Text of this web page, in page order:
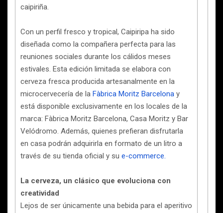
caipiriña.
Con un perfil fresco y tropical, Caipiripa ha sido
diseñada como la compañera perfecta para las
reuniones sociales durante los cálidos meses
estivales. Esta edición limitada se elabora con
cerveza fresca producida artesanalmente en la
microcervecería de la Fàbrica Moritz Barcelona y
está disponible exclusivamente en los locales de la
marca: Fàbrica Moritz Barcelona, Casa Moritz y Bar
Velódromo. Además, quienes prefieran disfrutarla
en casa podrán adquirirla en formato de un litro a
través de su tienda oficial y su e-commerce.
La cerveza, un clásico que evoluciona con
creatividad
Lejos de ser únicamente una bebida para el aperitivo